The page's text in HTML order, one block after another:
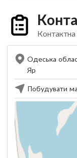
Одеська
Яр
Побудувати